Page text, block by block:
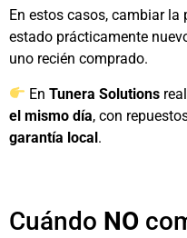
En estos casos, cambiar
estado prácticamente
uno recién comprado.
EnTunera Solutions
el mismo día, con
garantía local.
Cuándo NO